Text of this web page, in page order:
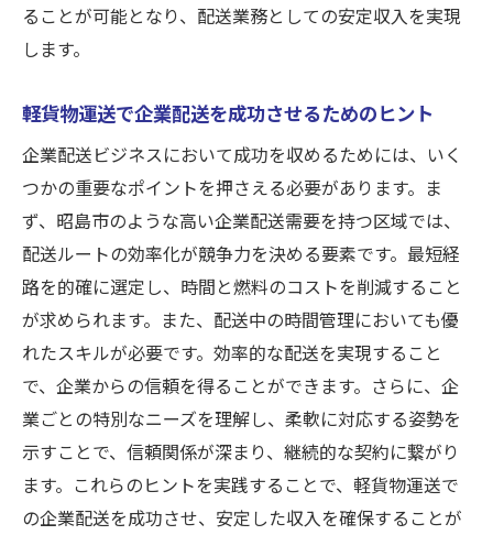
ることが可能となり、配送業務としての安定収入を実現
します。
軽貨物運送で企業配送を成功させるためのヒント
企業配送ビジネスにおいて成功を収めるためには、いく
つかの重要なポイントを押さえる必要があります。ま
ず、昭島市のような高い企業配送需要を持つ区域では、
配送ルートの効率化が競争力を決める要素です。最短経
路を的確に選定し、時間と燃料のコストを削減すること
が求められます。また、配送中の時間管理においても優
れたスキルが必要です。効率的な配送を実現すること
で、企業からの信頼を得ることができます。さらに、企
業ごとの特別なニーズを理解し、柔軟に対応する姿勢を
示すことで、信頼関係が深まり、継続的な契約に繋がり
ます。これらのヒントを実践することで、軽貨物運送で
の企業配送を成功させ、安定した収入を確保することが